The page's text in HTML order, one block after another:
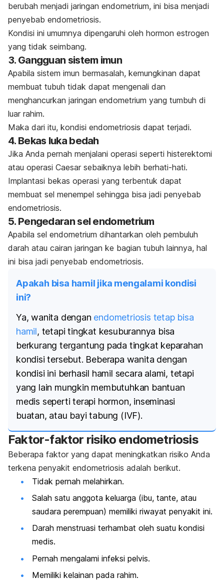
berubah menjadi jaringan endometrium, ini bisa menjadi
penyebab endometriosis.
Kondisi ini umumnya dipengaruhi oleh hormon estrogen
yang tidak seimbang.
3. Gangguan sistem imun
Apabila sistem imun bermasalah, kemungkinan dapat
membuat tubuh tidak dapat mengenali dan
menghancurkan jaringan endometrium yang tumbuh di
luar rahim.
Maka dari itu, kondisi endometriosis dapat terjadi.
4. Bekas luka bedah
Jika Anda pernah menjalani operasi seperti histerektomi
atau operasi Caesar sebaiknya lebih berhati-hati.
Implantasi bekas operasi yang terbentuk dapat
membuat sel menempel sehingga bisa jadi penyebab
endometriosis.
5. Pengedaran sel endometrium
Apabila sel endometrium dihantarkan oleh pembuluh
darah atau cairan jaringan ke bagian tubuh lainnya, hal
ini bisa jadi penyebab endometriosis.
Apakah bisa hamil jika mengalami kondisi
ini?
Ya, wanita dengan endometriosis tetap bisa
hamil, tetapi tingkat kesuburannya bisa
berkurang tergantung pada tingkat keparahan
kondisi tersebut. Beberapa wanita dengan
kondisi ini berhasil hamil secara alami, tetapi
yang lain mungkin membutuhkan bantuan
medis seperti terapi hormon, inseminasi
buatan, atau bayi tabung (IVF).
Faktor-faktor risiko endometriosis
Beberapa faktor yang dapat meningkatkan risiko Anda
terkena penyakit endometriosis adalah berikut.
Tidak pernah melahirkan.
Salah satu anggota keluarga (ibu, tante, atau
saudara perempuan) memiliki riwayat penyakit ini.
Darah menstruasi terhambat oleh suatu kondisi
medis.
Pernah mengalami infeksi pelvis.
Memiliki kelainan pada rahim.